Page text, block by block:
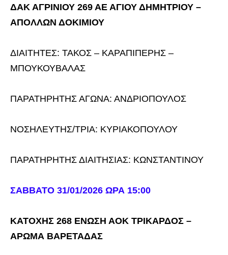
ΔΑΚ ΑΓΡΙΝΙΟΥ 269 ΑΕ ΑΓΙΟΥ ΔΗΜΗΤΡΙΟΥ –
ΑΠΟΛΛΩΝ ΔΟΚΙΜΙΟΥ
ΔΙΑΙΤΗΤΕΣ: ΤΑΚΟΣ – ΚΑΡΑΠΙΠΕΡΗΣ –
ΜΠΟΥΚΟΥΒΑΛΑΣ
ΠΑΡΑΤΗΡΗΤΗΣ ΑΓΩΝΑ: ΑΝΔΡΙΟΠΟΥΛΟΣ
ΝΟΣΗΛΕΥΤΗΣ/ΤΡΙΑ: ΚΥΡΙΑΚΟΠΟΥΛΟΥ
ΠΑΡΑΤΗΡΗΤΗΣ ΔΙΑΙΤΗΣΙΑΣ: ΚΩΝΣΤΑΝΤΙΝΟΥ
ΣΑΒΒΑΤΟ 31/01/2026 ΩΡΑ 15:00
ΚΑΤΟΧΗΣ 268 ΕΝΩΣΗ ΑΟΚ ΤΡΙΚΑΡΔΟΣ –
ΑΡΩΜΑ ΒΑΡΕΤΑΔΑΣ